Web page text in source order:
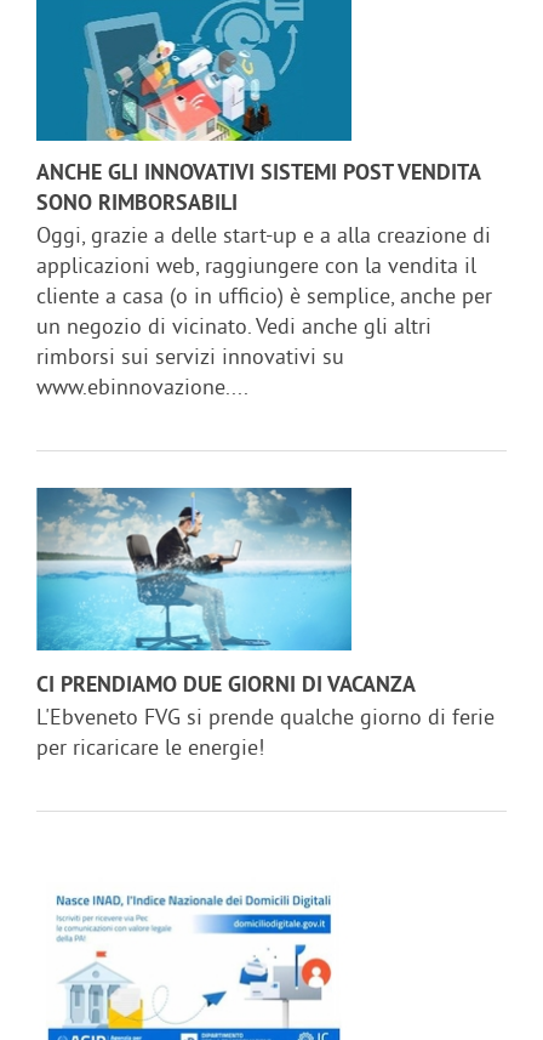
ANCHE GLI INNOVATIVI SISTEMI POST VENDITA
SONO RIMBORSABILI
Oggi, grazie a delle start-up e a alla creazione di
applicazioni web, raggiungere con la vendita il
cliente a casa (o in ufficio) è semplice, anche per
un negozio di vicinato. Vedi anche gli altri
rimborsi sui servizi innovativi su
www.ebinnovazione....
CI PRENDIAMO DUE GIORNI DI VACANZA
L'Ebveneto FVG si prende qualche giorno di ferie
per ricaricare le energie!